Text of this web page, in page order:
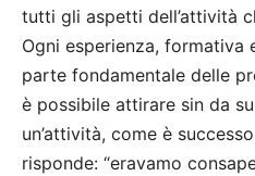
tutti gli aspetti dell’attività
Ogni esperienza, formativa
parte fondamentale delle
è possibile attirare sin da
un’attività, come è
risponde: “eravamo